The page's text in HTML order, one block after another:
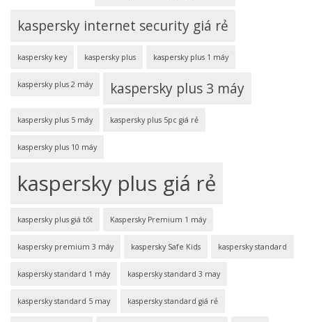
kaspersky internet security giá rẻ
kaspersky key kaspersky plus kaspersky plus 1 máy
kaspersky plus 2 máy kaspersky plus 3 máy
kaspersky plus 5 máy kaspersky plus 5pc giá rẻ
kaspersky plus 10 máy
kaspersky plus giá rẻ
kaspersky plus giá tốt Kaspersky Premium 1 máy
kaspersky premium 3 máy kaspersky Safe Kids kaspersky standard
kaspersky standard 1 máy kaspersky standard 3 may
kaspersky standard 5 may kaspersky standard giá rẻ